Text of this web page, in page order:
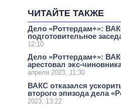
ЧИТАЙТЕ ТАКЖЕ
Дело «Роттердам+»:
подготовительное
12:10
Дело «Роттердам+»:
арестовал экс-
апреля 2023, 11:30
ВАКС отказался
второго эпизода дела
2023, 13:22